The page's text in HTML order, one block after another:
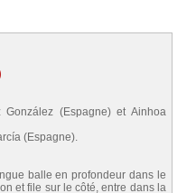
(Espagne) et Ainhoa
(Espagne).
balle en profondeur dans le
et file sur le côté, entre dans la